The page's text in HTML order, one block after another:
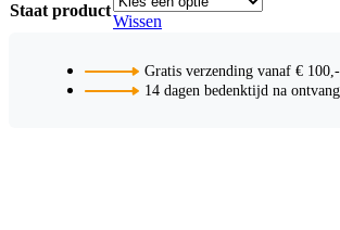
Staat product
Wissen
Gratis verzending vanaf € 100,-
14 dagen bedenktijd na